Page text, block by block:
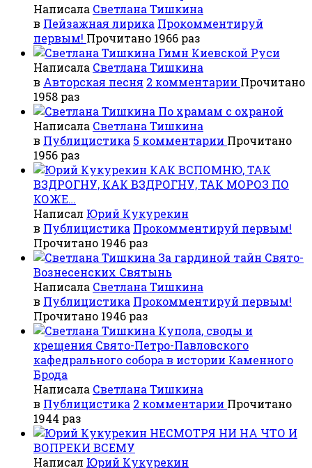
Написала Светлана Тишкина
в Пейзажная лирика Прокомментируй
первым! Прочитано 1966 раз
Гимн Киевской Руси
Написала Светлана Тишкина
в Авторская песня 2 комментарии Прочитано
1958 раз
По храмам с охраной
Написала Светлана Тишкина
в Публицистика 5 комментарии Прочитано
1956 раз
КАК ВСПОМНЮ, ТАК
ВЗДРОГНУ, КАК ВЗДРОГНУ, ТАК МОРОЗ ПО
КОЖЕ…
Написал Юрий Кукурекин
в Публицистика Прокомментируй первым!
Прочитано 1946 раз
За гардиной тайн Свято-
Вознесенских Святынь
Написала Светлана Тишкина
в Публицистика Прокомментируй первым!
Прочитано 1946 раз
Купола, своды и
крещения Свято-Петро-Павловского
кафедрального собора в истории Каменного
Брода
Написала Светлана Тишкина
в Публицистика 2 комментарии Прочитано
1944 раз
НЕСМОТРЯ НИ НА ЧТО И
ВОПРЕКИ ВСЕМУ
Написал Юрий Кукурекин